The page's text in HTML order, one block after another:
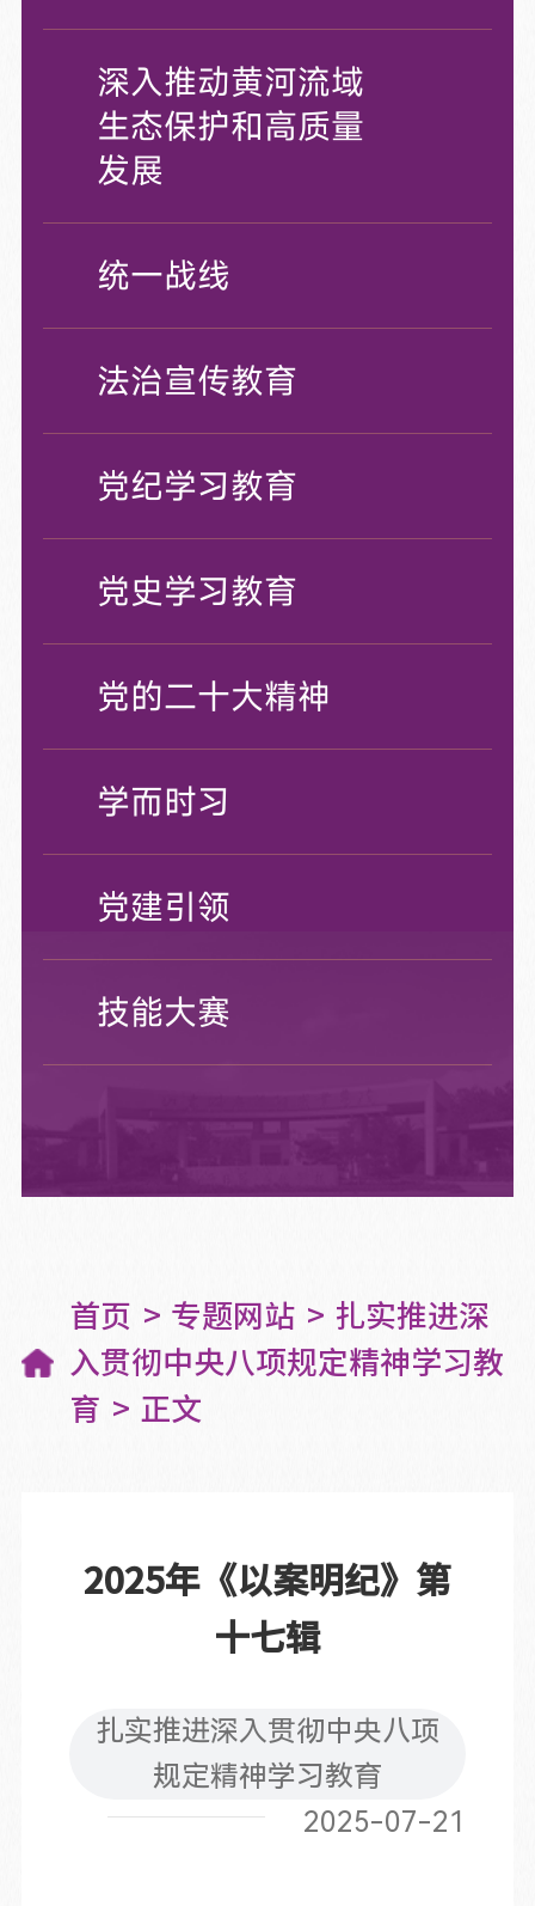
深入推动黄河流域
生态保护和高质量
发展
统一战线
法治宣传教育
党纪学习教育
党史学习教育
党的二十大精神
学而时习
党建引领
技能大赛
首页 专题网站
扎实推进深
入贯彻中央八项规定精神学习教
育
正文
2025年《以案明纪》第
十七辑
扎实推进深入贯彻中央八项
规定精神学习教育
2025-07-21